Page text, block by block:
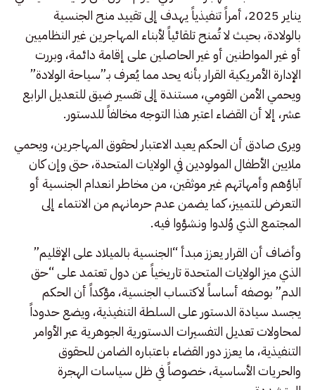
يناير 2025، أمراً تنفيذياً يهدف إلى تقييد منح الجنسية
بالولادة، بحيث لا تُمنح تلقائياً لأبناء المهاجرين غير النظاميين
أو غير المواطنين أو غير الحاصلين على إقامة دائمة، وبررت
الإدارة الأمريكية القرار بأنه يحد مما يُعرف بـ”سياحة الولادة”
ويحمي الأمن القومي، مستندة إلى تفسير ضيق للتعديل الرابع
عشر، إلا أن القضاء اعتبر هذا التوجه مخالفاً للدستور.
ويرى صادق أن الحكم يعيد الاعتبار لحقوق المهاجرين، ويحمي
ملايين الأطفال المولودين في الولايات المتحدة، حتى وإن كان
آباؤهم وأمهاتهم غير موثقين، من مخاطر انعدام الجنسية أو
التعرض للتمييز، كما يضمن عدم حرمانهم من الانتماء إلى
المجتمع الذي وُلدوا ونشؤوا فيه.
وأضاف أن القرار يعزز مبدأ “الجنسية بالميلاد على الإقليم”
الذي ميز الولايات المتحدة تاريخياً عن دول تعتمد على “حق
الدم” بوصفه أساساً لاكتساب الجنسية، مؤكداً أن الحكم
يجسد سيادة الدستور على السلطة التنفيذية، ويضع حدوداً
لمحاولات تعديل التفسيرات الدستورية الجوهرية عبر الأوامر
التنفيذية، ما يعزز دور القضاء باعتباره الضامن للحقوق
والحريات الأساسية، خصوصاً في ظل سياسات الهجرة